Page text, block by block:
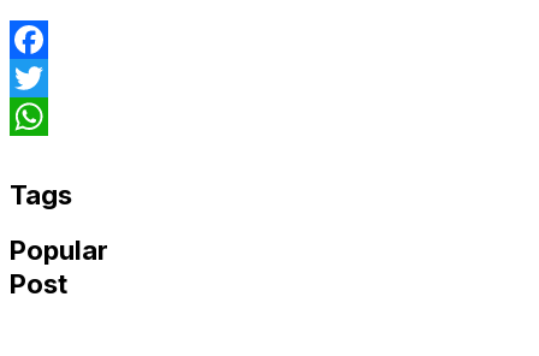
Facebook
Twitter
Tags
Popular
Post